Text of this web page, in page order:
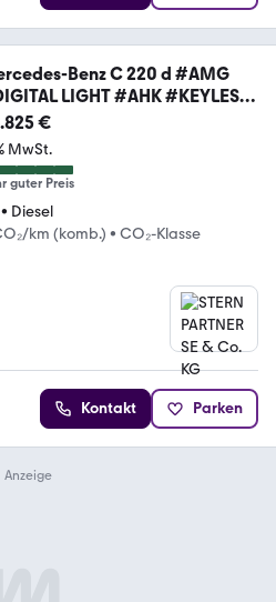
Benz C 220 d #AMG
LIGHT #AHK #KEYLESS
€
MwSt.
guter Preis
• Diesel
km (komb.) • CO₂-Klasse
Kontakt Parken